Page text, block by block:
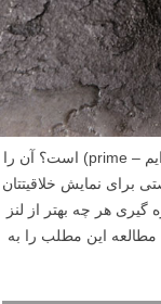
تنها لنزی که در کیف دوربین خود دارید لنز ثابت (پرایم – prime) است؟ آن را
برای نمایش خلاقیتتان
لنزک، ۶ راه برای بهره گیری هر چه بهتر از لنز
مطالعه این مطلب را به